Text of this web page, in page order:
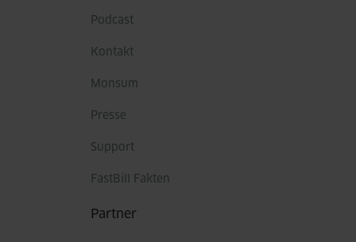
Podcast
Kontakt
Monsum
Presse
Support
FastBill Fakten
Partner